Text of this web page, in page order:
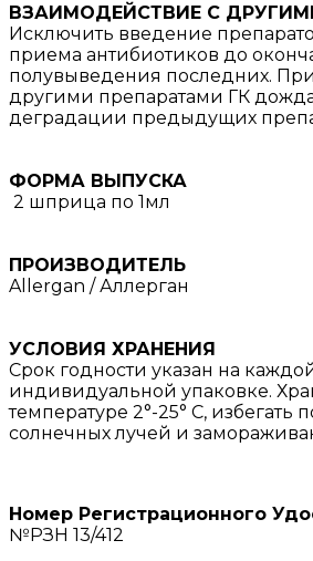
ВЗАИМОДЕЙСТВИЕ С
Исключить введение
приема антибиотиков до
полувыведения последних.
другими препаратами ГК
деградации предыдущих
ФОРМА ВЫПУСКА
2 шприца по 1мл
ПРОИЗВОДИТЕЛЬ
Allergan / Аллерган
УСЛОВИЯ ХРАНЕНИЯ
Срок годности указан на
индивидуальной упаковке.
температуре 2°-25° C,
солнечных лучей и
Номер Регистрационного
№РЗН 13/412